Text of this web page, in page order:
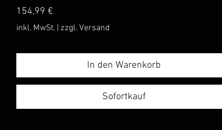
154,99 €
inkl. MwSt. zzgl. Versand
In den Warenkorb
Sofortkauf